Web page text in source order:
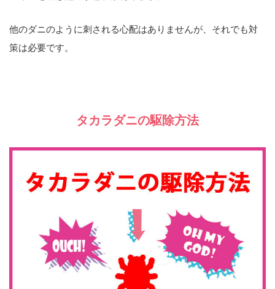
他のダニのように刺される心配はありませんが、それでも対
策は必要です。
タカラダニの駆除方法